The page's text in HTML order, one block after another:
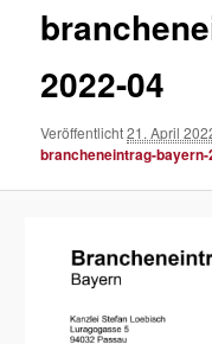
2022-04
Veröffentlicht21. April
brancheneintrag-bayern-